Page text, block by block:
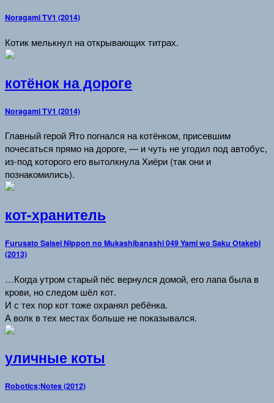
Noragami TV1 (2014)
Котик мелькнул на открывающих титрах.
котёнок на дороге
Noragami TV1 (2014)
Главный герой Ято погнался на котёнком, присевшим
почесаться прямо на дороге, — и чуть не угодил под автобус,
из-под которого его вытолкнула Хиёри (так они и
познакомились).
кот-хранитель
Furusato Saisei Nippon no Mukashibanashi 049 Yami wo Saku Otakebi
(2013)
…Когда утром старый пёс вернулся домой, его лапа была в
крови, но следом шёл кот.
И с тех пор кот тоже охранял ребёнка.
А волк в тех местах больше не показывался.
уличные коты
Robotics;Notes (2012)